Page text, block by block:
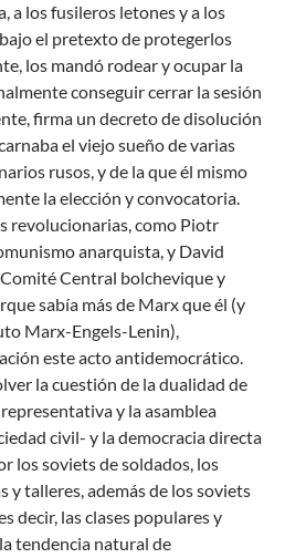
a los fusileros letones y a los
el pretexto de protegerlos
los mandó rodear y ocupar la
conseguir cerrar la sesión
firma un decreto de disolución
el viejo sueño de varias
rusos, y de la que él mismo
la elección y convocatoria.
revolucionarias, como Piotr
anarquista, y David
Central bolchevique y
sabía más de Marx que él (y
Marx-Engels-Lenin),
este acto antidemocrático.
la cuestión de la dualidad de
y la asamblea
civil- y la democracia directa
los soviets de soldados, los
y talleres, además de los soviets
decir, las clases populares y
tendencia natural de